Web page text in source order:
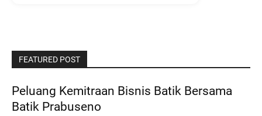
FEATURED POST
Peluang Kemitraan Bisnis Batik Bersama
Batik Prabuseno